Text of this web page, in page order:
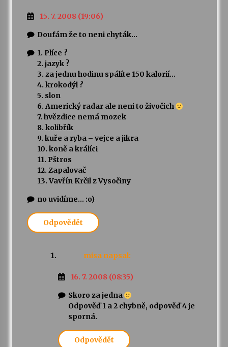
15. 7. 2008 (19:06)
Doufám že to neni chyták…
1. Plíce ?
2. jazyk ?
3. za jednu hodinu spálíte 150 kalorií…
4. krokodýl ?
5. slon
6. Americký radar ale neni to živočich
7. hvězdice nemá mozek
8. kolibřík
9. kuře a ryba – vejce a jikra
10. koně a králíci
11. Pštros
12. Zapalovač
13. Vavřín Krčil z Vysočiny
no uvidíme… :o)
Odpovědět
misa napsal:
16. 7. 2008 (08:35)
Skoro za jedna
Odpověď 1 a 2 chybně, odpověď 4 je
sporná.
Odpovědět